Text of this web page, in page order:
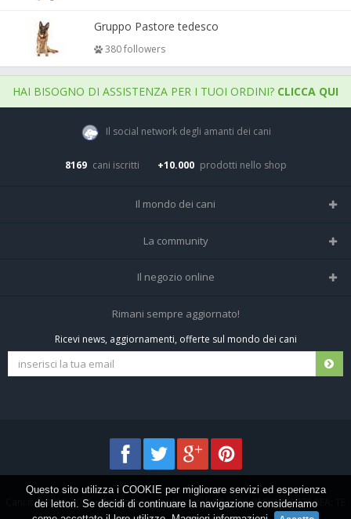
Gruppo Pastore tedesco
380 followers
HAI BISOGNO DI ASSISTENZA PER I TUOI ORDINI? CLICCA QUI
Il social network degli amanti dei cani
8169 cani iscritti +10.000 prodotti nello shop
Il mondo dei cani
Tutte le razze
La community
Home
Tutti i cani iscritti
Il negozio online
Negozio per cani
Spedizioni e resi
Rimani sempre aggiornato!
Ricevi news, aggiornamenti, offerte sul mondo dei cani
Cani.it © 2013-2026 •Privacy•Frezza Network S.R.L. P.I. 01821400676 REA: TE
Questo sito utilizza i COOKIE per migliorare servizi ed esperienza
dei lettori. Se decidi di continuare la navigazione consideriamo